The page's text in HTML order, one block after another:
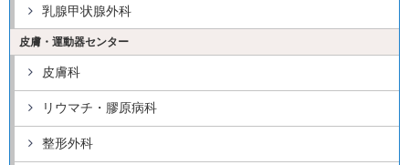
乳腺甲状腺外科
皮膚・運動器センター
皮膚科
リウマチ・膠原病科
整形外科